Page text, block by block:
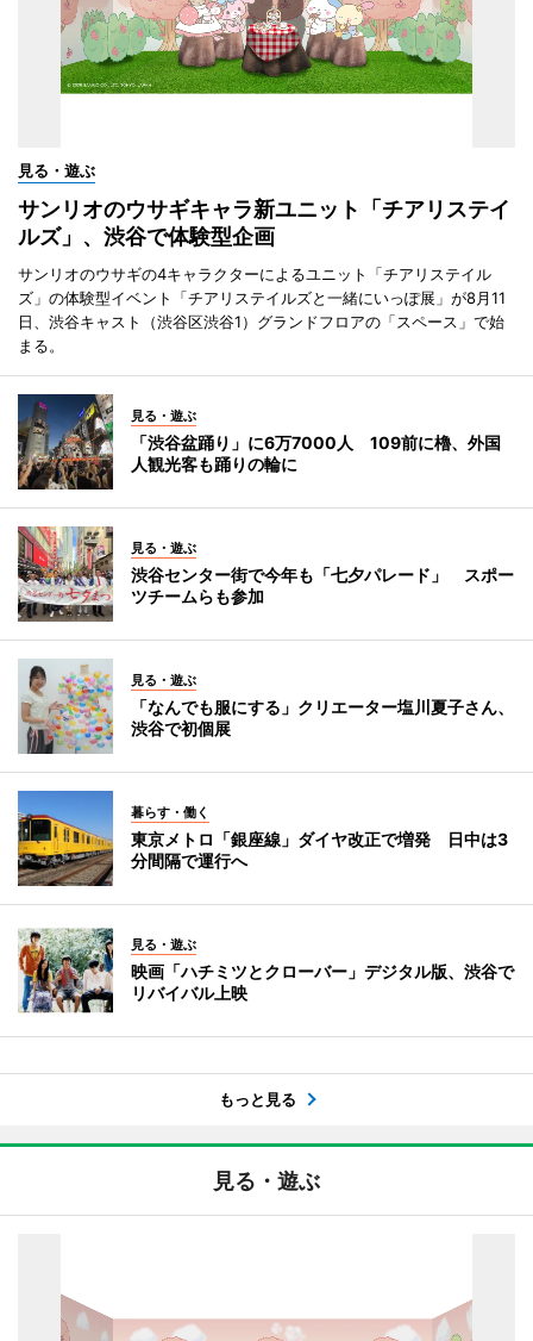
見る・遊ぶ
サンリオのウサギキャラ新ユニット「チアリステイ
ルズ」、渋谷で体験型企画
サンリオのウサギの4キャラクターによるユニット「チアリステイル
ズ」の体験型イベント「チアリステイルズと一緒にいっぽ展」が8月11
日、渋谷キャスト（渋谷区渋谷1）グランドフロアの「スペース」で始
まる。
見る・遊ぶ
「渋谷盆踊り」に6万7000人 109前に櫓、外国
人観光客も踊りの輪に
見る・遊ぶ
渋谷センター街で今年も「七夕パレード」 スポー
ツチームらも参加
見る・遊ぶ
「なんでも服にする」クリエーター塩川夏子さん、
渋谷で初個展
暮らす・働く
東京メトロ「銀座線」ダイヤ改正で増発 日中は3
分間隔で運行へ
見る・遊ぶ
映画「ハチミツとクローバー」デジタル版、渋谷で
リバイバル上映
もっと見る
見る・遊ぶ